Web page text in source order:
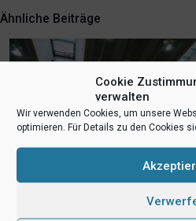
Cookie
verwalten
Wir verwenden Cookies, um unsere
optimieren. Für Details zu den Cookies
Ähnliche Beiträge